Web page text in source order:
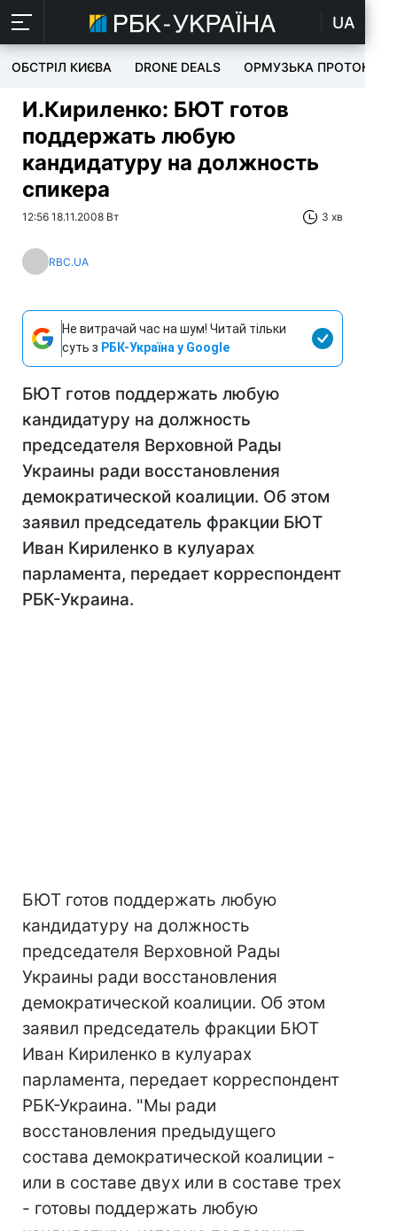
UA
ОБСТРІЛ КИЄВА DRONE DEALS ОРМУЗЬКА ПРОТОКА
И.Кириленко: БЮТ готов
поддержать любую
кандидатуру на должность
спикера
12:56 18.11.2008 Вт 3 хв
RBC.UA
Не витрачай час на шум! Читай тільки
суть з РБК-Україна у Google
БЮТ готов поддержать любую
кандидатуру на должность
председателя Верховной Рады
Украины ради восстановления
демократической коалиции. Об этом
заявил председатель фракции БЮТ
Иван Кириленко в кулуарах
парламента, передает корреспондент
РБК-Украина.
БЮТ готов поддержать любую
кандидатуру на должность
председателя Верховной Рады
Украины ради восстановления
демократической коалиции. Об этом
заявил председатель фракции БЮТ
Иван Кириленко в кулуарах
парламента, передает корреспондент
РБК-Украина. "Мы ради
восстановления предыдущего
состава демократической коалиции -
или в составе двух или в составе трех
- готовы поддержать любую